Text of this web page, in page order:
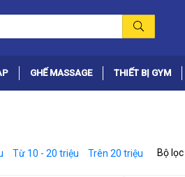
GHẾ MASSAGE THIẾT BỊ GYM
Từ 10 - 20 triệu Trên 20 triệu Bộ lọc